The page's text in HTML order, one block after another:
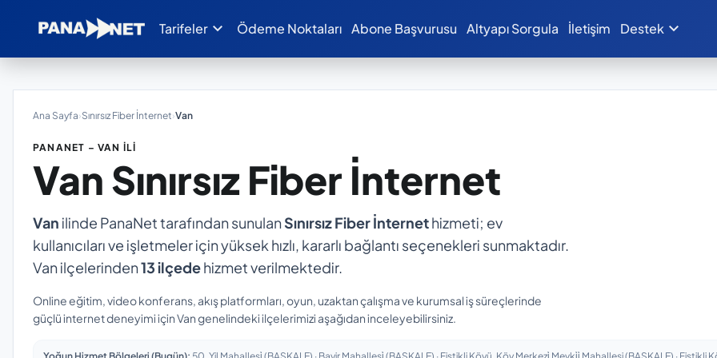
Tarifeler expand_more Ödeme Noktaları Abone Başvurusu Altyapı Sorgula İletişim Destek expand_more
Ana Sayfa›Sınırsız Fiber İnternet›Van
PANANET – VAN İLI
VanSınırsız Fiber İnternet
Van ilinde PanaNet tarafından sunulanSınırsız Fiber İnternethizmeti; ev
kullanıcıları ve işletmeler için yüksek hızlı, kararlı bağlantı seçenekleri sunmaktadır.
Van ilçelerinden13 ilçedehizmet verilmektedir.
Online eğitim, video konferans, akış platformları, oyun, uzaktan çalışma ve kurumsal iş süreçlerinde
güçlü internet deneyimi için Van genelindeki ilçelerimizi aşağıdan inceleyebilirsiniz.